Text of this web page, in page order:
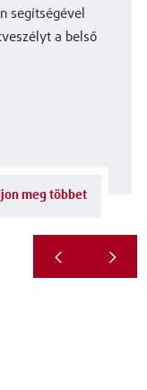
segítségével
a belső
meg többet